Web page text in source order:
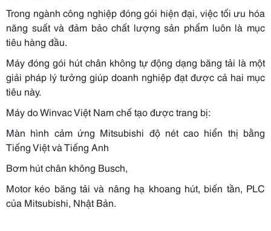
Trong ngành công nghiệp đóng gói hiện đại, việc tối ưu hóa
năng suất và đảm bảo chất lượng sản phẩm luôn là mục
tiêu hàng đầu.
Máy đóng gói hút chân không tự động dạng băng tải là một
giải pháp lý tưởng giúp doanh nghiệp đạt được cả hai mục
tiêu này.
Máy do Winvac Việt Nam chế tạo được trang bị:
Màn hình cảm ứng Mitsubishi độ nét cao hiển thị bằng
Tiếng Việt và Tiếng Anh
Bơm hút chân không Busch,
Motor kéo băng tải và nâng hạ khoang hút, biến tần, PLC
của Mitsubishi, Nhật Bản.